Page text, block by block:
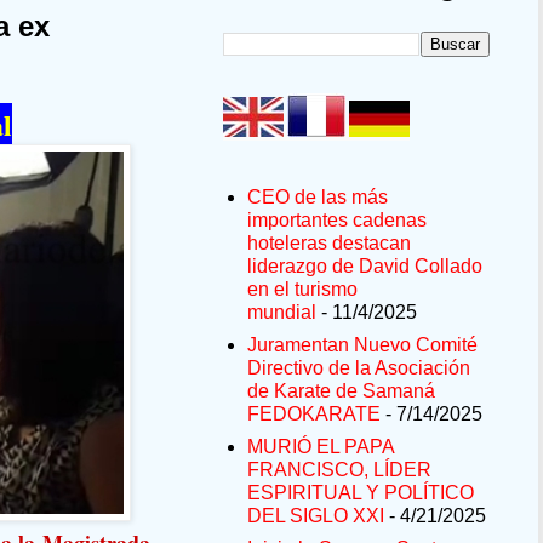
ex
CEO de las más
importantes cadenas
hoteleras destacan
liderazgo de David Collado
en el turismo
mundial - 11/4/2025
Juramentan Nuevo Comité
Directivo de la Asociación
de Karate de Samaná
FEDOKARATE - 7/14/2025
MURIÓ EL PAPA
FRANCISCO, LÍDER
ESPIRITUAL Y POLÍTICO
DEL SIGLO XXI - 4/21/2025